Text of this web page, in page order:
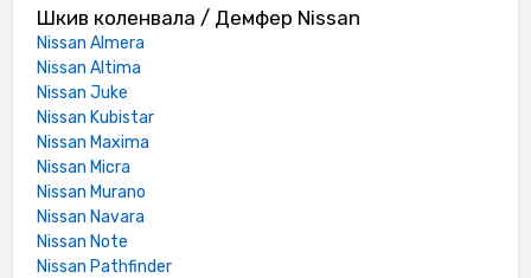
Шкив коленвала / Демфер Nissan
Nissan Almera
Nissan Altima
Nissan Juke
Nissan Kubistar
Nissan Maxima
Nissan Micra
Nissan Murano
Nissan Navara
Nissan Note
Nissan Pathfinder